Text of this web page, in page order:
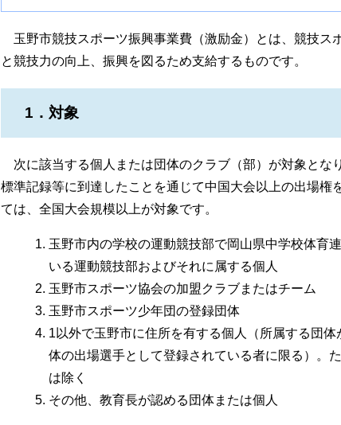
玉野市競技スポーツ振興事業費（激励金）とは、競技ス
と競技力の向上、振興を図るため支給するものです。
1．対象
次に該当する個人または団体のクラブ（部）が対象とな
標準記録等に到達したことを通じて中国大会以上の出場権
ては、全国大会規模以上が対象です。
玉野市内の学校の運動競技部で岡山県中学校体育
いる運動競技部およびそれに属する個人
玉野市スポーツ協会の加盟クラブまたはチーム
玉野市スポーツ少年団の登録団体
1以外で玉野市に住所を有する個人（所属する団
体の出場選手として登録されている者に限る）。
は除く
その他、教育長が認める団体または個人